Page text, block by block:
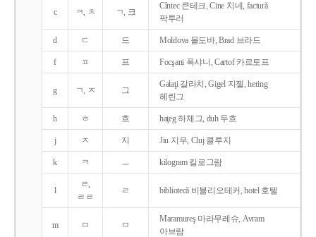
c ㅋ, ㅊ ㄱ, 크
Cîntec 큰테크, Cine 치네, facturǎ
팍투러
d ㄷ 드 Moldova 몰도바, Brad 브라드
f ㅍ 프 Focşani 폭샤니, Cartof 카르토프
g ㄱ, ㅈ 그
Galaţi 갈라치, Gigel 지젤, hering
헤린그
h ㅎ 흐 haţeg 하체그, duh 두흐
j ㅈ 지 Jiu 지우, Cluj 클루지
k ㅋ ㅡ kilogram 킬로그람
l
ㄹ,
ㄹㄹ
ㄹ bibliotecǎ 비블리오테커, hotel 호텔
m ㅁ ㅁ
Maramureş 마라무레슈, Avram
아브람